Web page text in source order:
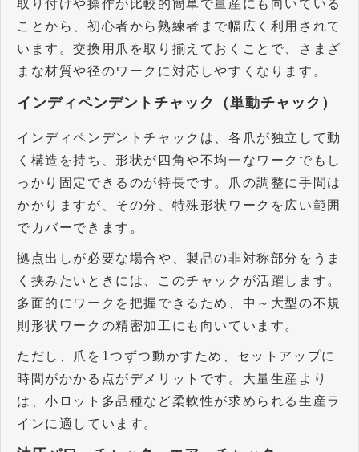
取り付けや操作が比較的簡単で量産にも向いている
ことから、初心者から熟練者まで幅広く利用されて
います。交換用爪を取り揃えておくことで、さまざ
まな材質や径のワークに対応しやすくなります。
インディペンデントチャック（単動チャック）
インディペンデントチャックは、各爪が独立して動
く構造を持ち、形状が四角や不均一なワークでもし
っかり固定できるのが特長です。爪の調整に手間は
かかりますが、その分、特殊形状ワークを広い範囲
でカバーできます。
拠点出しが必要な場合や、製品の非対称部分をうま
く挟みたいときには、このチャックが活躍します。
多面的にワークを把握できるため、中～大型の不規
則形状ワークの精密加工にも向いています。
ただし、爪を 1つずつ動かすため、セットアップに
時間がかかる点がデメリットです。大量生産より
は、小ロット多品種など柔軟性が求められる生産ラ
インに適しています。